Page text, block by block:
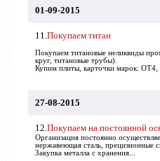
01-09-2015
11.Покупаем титан
Покупаем титановые неликвиды
круг, титановые трубы).
Купим плиты, карточки марок:
27-08-2015
12.Покупаем на постоянной
Организация постоянно
нержавеющая сталь, прецизионные
Закупка металла с хранения...